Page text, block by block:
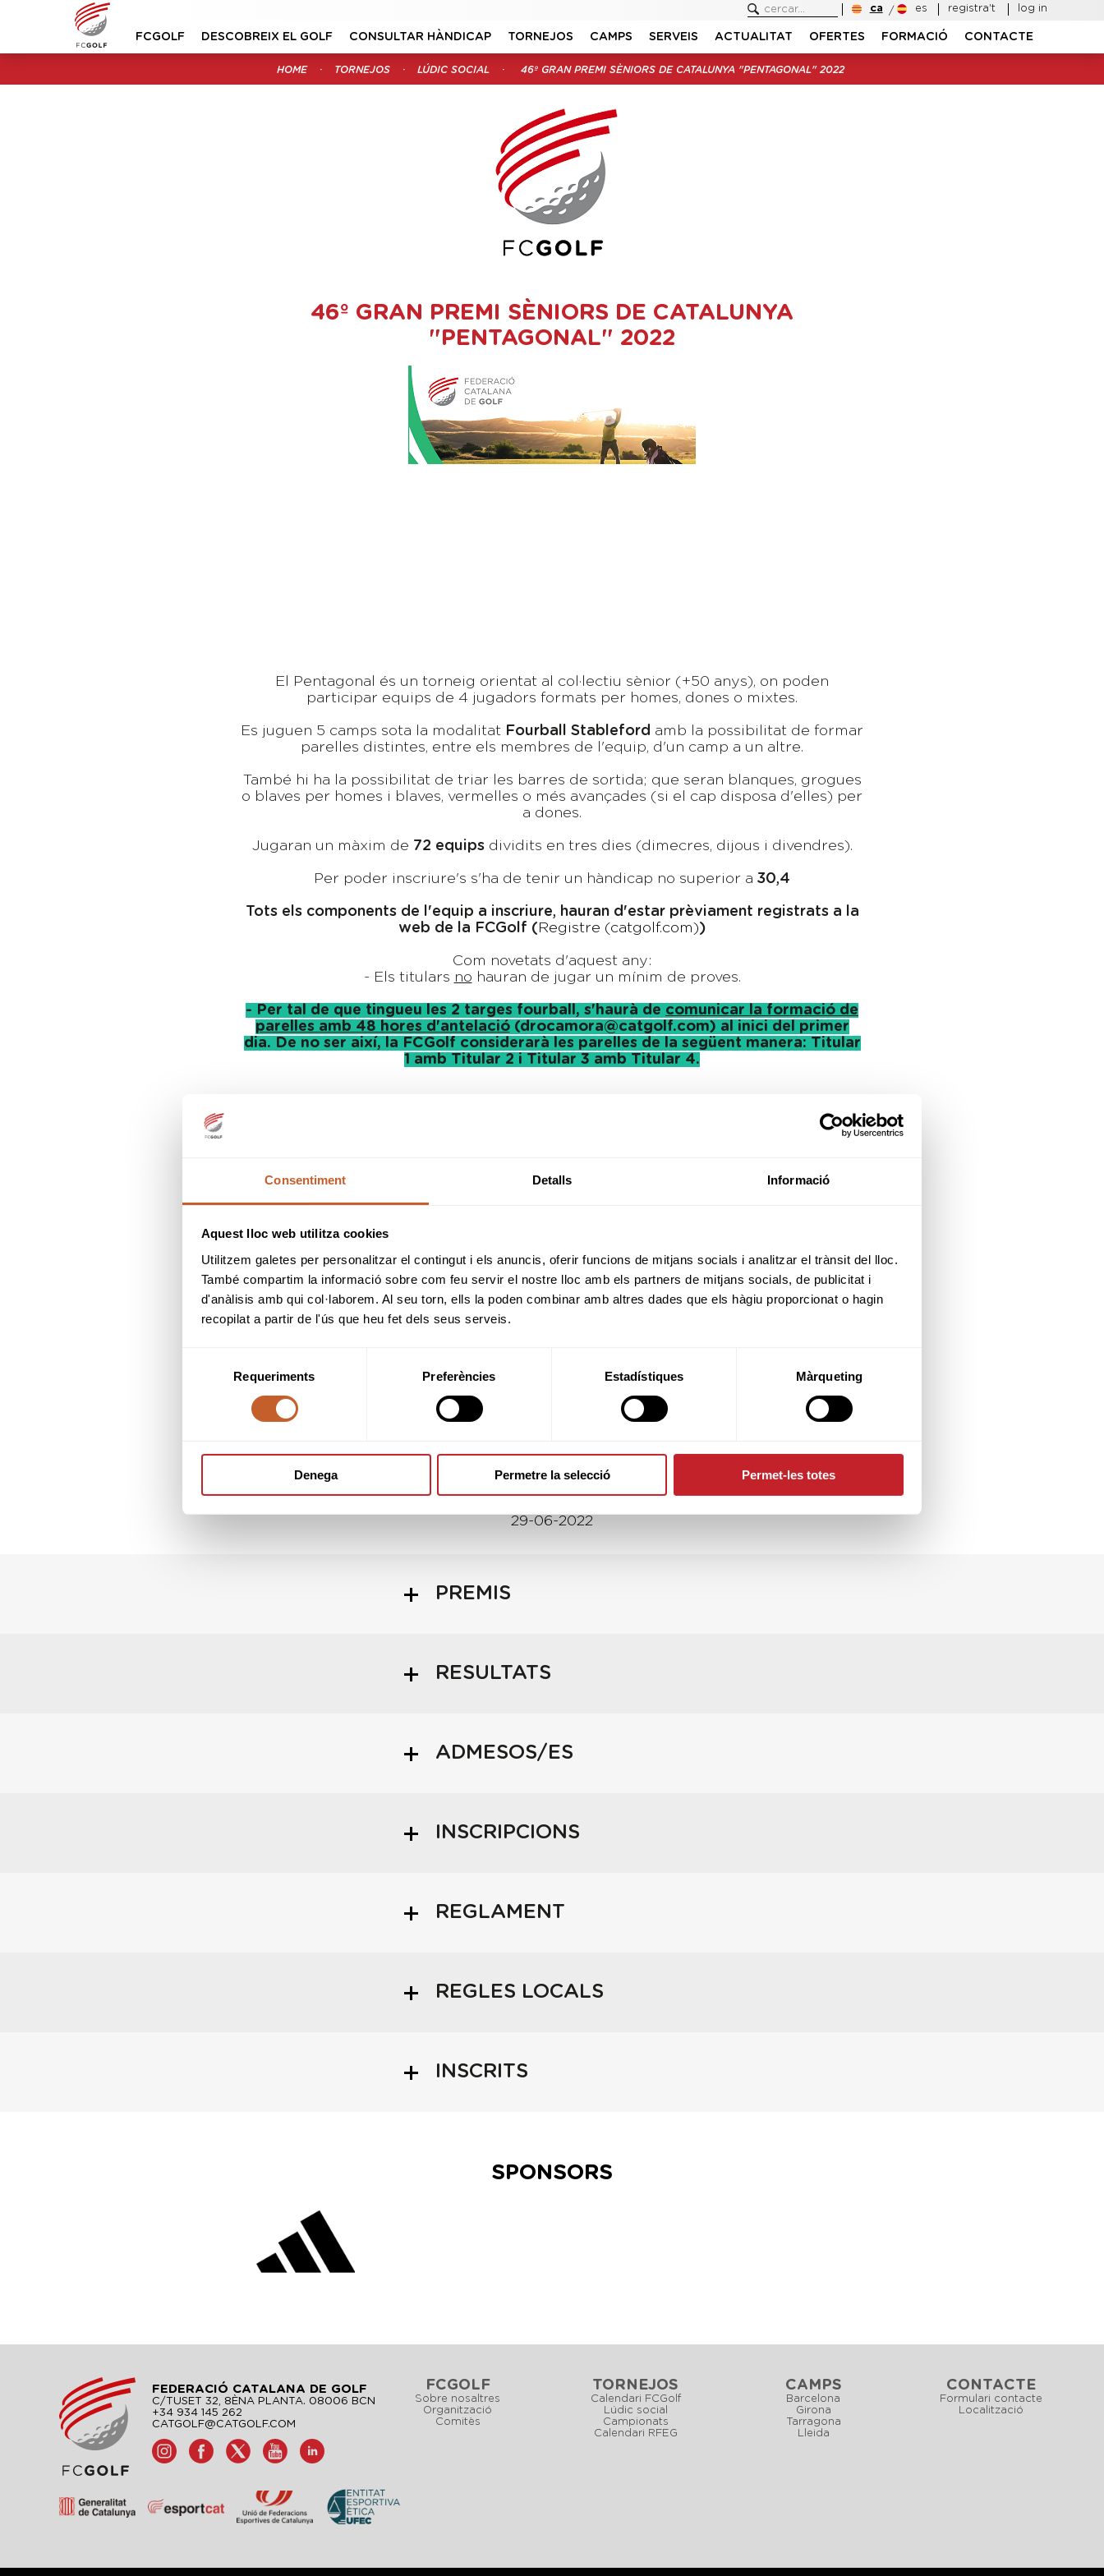
Consentiment Detalls Informació
Aquest lloc web utilitza cookies
Utilitzem galetes per personalitzar el contingut i els anuncis, oferir funcions de mitjans socials i analitzar el trànsit del lloc.
També compartim la informació sobre com feu servir el nostre lloc amb els partners de mitjans socials, de publicitat i
d'anàlisis amb qui col·laborem. Al seu torn, ells la poden combinar amb altres dades que els hàgiu proporcionat o hagin
recopilat a partir de l'ús que heu fet dels seus serveis.
consentiment
Requeriments Preferències Estadístiques Màrqueting
Denega Permetre la selecció Permet-les totes
ca es registra't log in
FCGOLF DESCOBREIX EL GOLF CONSULTAR HÀNDICAP TORNEJOS CAMPS SERVEIS ACTUALITAT OFERTES FORMACIÓ CONTACTE
HOME TORNEJOS LÚDIC SOCIAL 46º GRAN PREMI SÈNIORS DE CATALUNYA "PENTAGONAL" 2022
46º GRAN PREMI SÈNIORS DE CATALUNYA
"PENTAGONAL" 2022
El Pentagonal és un torneig orientat al col·lectiu sènior (+50 anys), on poden
participar equips de 4 jugadors formats per homes, dones o mixtes.
Es juguen 5 camps sota la modalitat Fourball Stableford amb la possibilitat de formar
parelles distintes, entre els membres de l'equip, d'un camp a un altre.
També hi ha la possibilitat de triar les barres de sortida; que seran blanques, grogues
o blaves per homes i blaves, vermelles o més avançades (si el cap disposa d'elles) per
a dones.
Jugaran un màxim de 72 equipsdividits en tres dies (dimecres, dijous i divendres).
Per poder inscriure's s'ha de tenir un hàndicap no superior a 30,4
Tots els components de l'equip a inscriure, hauran d'estar prèviament registrats a la
web de la FCGolf (Registre (catgolf.com))
Com novetats d'aquest any:
- Els titulars no hauran de jugar un mínim de proves.
- Per tal de que tingueu les 2 targes fourball, s'haurà de comunicar la formació de
parelles amb 48 hores d'antelació(drocamora@catgolf.com) al inici del primer
dia. De no ser així, la FCGolf considerarà les parelles de la següent manera: Titular
1 amb Titular 2 i Titular 3 amb Titular 4.
DILLUNS 14
FEBRER
12:00
ELS TORNEJOS
Torremirona Golf Club
Club de Golf Llavaneras
Club de Golf Barcelona
Golf Montanyà
25-05-2022
29-06-2022
PREMIS
RESULTATS
ADMESOS/ES
INSCRIPCIONS
REGLAMENT
REGLES LOCALS
INSCRITS
SPONSORS
FEDERACIÓ CATALANA DE GOLF
C/TUSET 32, 8ÈNA PLANTA. 08006 BCN
+34 934 145 262
CATGOLF@CATGOLF.COM
FCGOLF
Sobre nosaltres
Organització
Comitès
TORNEJOS
Calendari FCGolf
Lúdic social
Campionats
Calendari RFEG
CAMPS
Barcelona
Girona
Tarragona
Lleida
CONTACTE
Formulari contacte
Localització